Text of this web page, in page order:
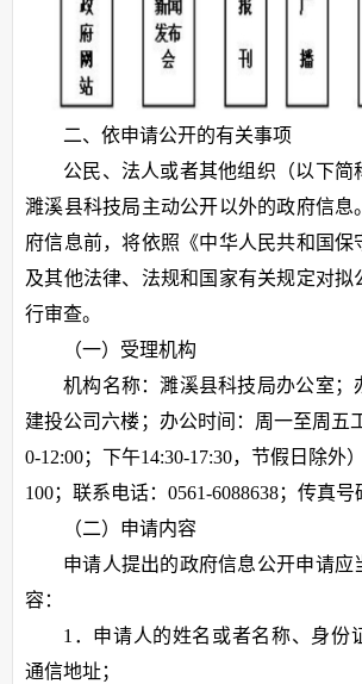
二、依申请公开的有关事项
公民、法人或者其他组织（以下简
濉溪县科技局主动公开以外的政府信息
府信息前，将依照《中华人民共和国保
及其他法律、法规和国家有关规定对拟
行审查。
（一）受理机构
机构名称：濉溪县科技局办公室；
建投公司六楼；办公时间：周一至周五
0-12:00；下午14:30-17:30，节假日除外
100；联系电话：0561-6088638；传真号
（二）申请内容
申请人提出的政府信息公开申请应
容：
1．申请人的姓名或者名称、身份
通信地址；